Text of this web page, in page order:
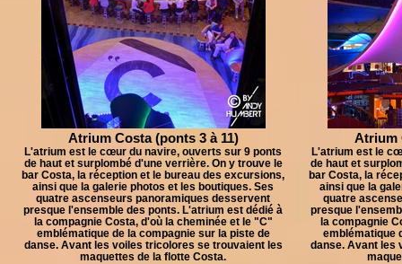
Atrium Costa (ponts 3 à 11)
L'atrium est le cœur du navire, ouverts sur 9 ponts
de haut et surplombé d'une verrière. On y trouve le
bar Costa, la réception et le bureau des excursions,
ainsi que la galerie photos et les boutiques. Ses
quatre ascenseurs panoramiques desservent
presque l'ensemble des ponts. L'atrium est dédié à
la compagnie Costa, d'où la cheminée et le "C"
emblématique de la compagnie sur la piste de
danse. Avant les voiles tricolores se trouvaient les
maquettes de la flotte Costa.
Atrium
L'atrium est le
de haut et
bar Costa, la
ainsi que la
quatre
presque
la compagnie
emblématique
danse. Avant les